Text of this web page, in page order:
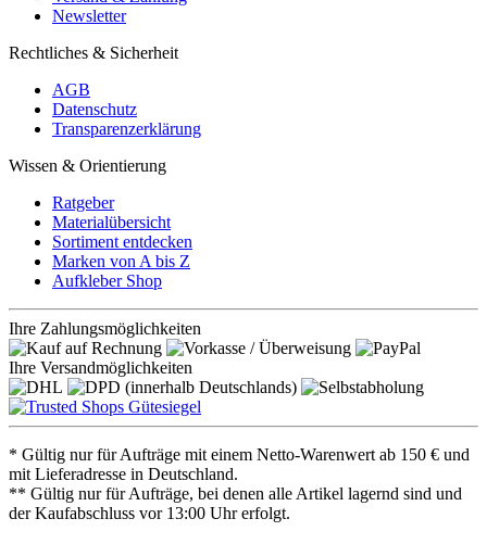
Newsletter
Rechtliches & Sicherheit
AGB
Datenschutz
Transparenzerklärung
Wissen & Orientierung
Ratgeber
Materialübersicht
Sortiment entdecken
Marken von A bis Z
Aufkleber Shop
Ihre Zahlungsmöglichkeiten
Ihre Versandmöglichkeiten
* Gültig nur für Aufträge mit einem Netto-Warenwert ab 150 € und
mit Lieferadresse in Deutschland.
** Gültig nur für Aufträge, bei denen alle Artikel lagernd sind und
der Kaufabschluss vor 13:00 Uhr erfolgt.